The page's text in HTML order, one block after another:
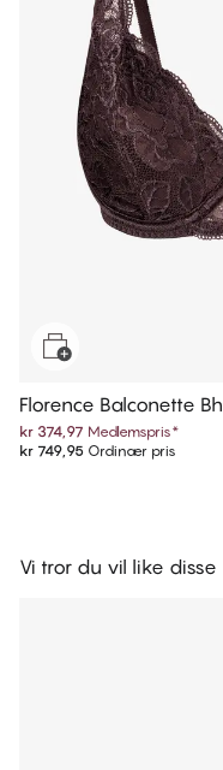
Florence Balconette Bh
kr 374,97 Medlemspris*
kr 749,95 Ordinær pris
Vi tror du vil like disse